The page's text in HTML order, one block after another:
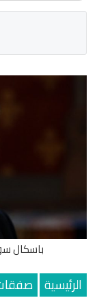
باسكال
الرئيسية